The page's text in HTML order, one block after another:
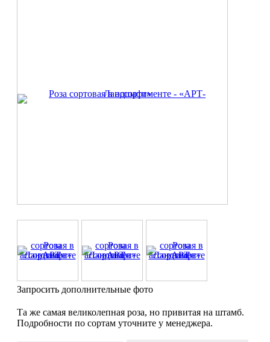
Запросить дополнительные фото
Та же самая великолепная роза, но привитая на штамб.
Подробности по сортам уточните у менеджера.